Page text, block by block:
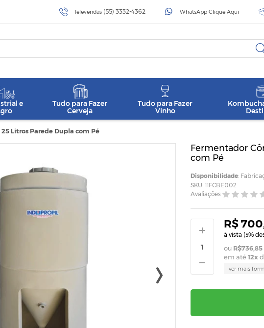
Televendas (55) 3332-4362 WhatsApp Clique Aqui
e
Tudo para Fazer
Cerveja
Tudo para Fazer
Vinho
Litros Parede Dupla com Pé
Fermentador
com Pé
Disponibilidade:
SKU: 11FCBE002
Avaliações
R$
à vista (5%
R$736,85
em até 12x
ver mais